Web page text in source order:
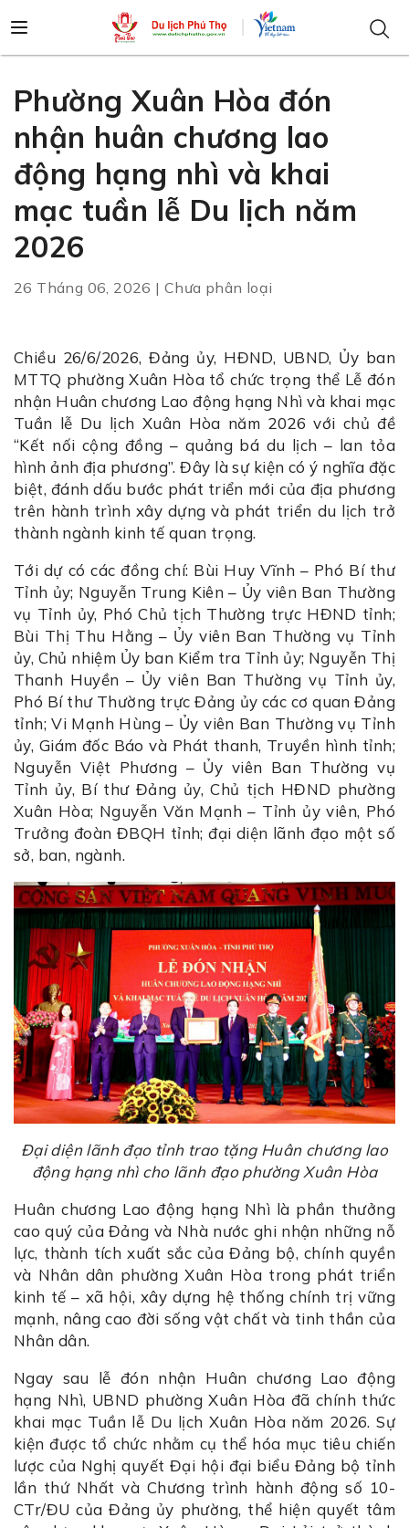
Phường Xuân Hòa đón
nhận huân chương lao
động hạng nhì và khai
mạc tuần lễ Du lịch năm
2026
26 Tháng 06, 2026 | Chưa phân loại
Chiều 26/6/2026, Đảng ủy, HĐND, UBND, Ủy ban
MTTQ phường Xuân Hòa tổ chức trọng thể Lễ đón
nhận Huân chương Lao động hạng Nhì và khai mạc
Tuần lễ Du lịch Xuân Hòa năm 2026 với chủ đề
“Kết nối cộng đồng – quảng bá du lịch – lan tỏa
hình ảnh địa phương”. Đây là sự kiện có ý nghĩa đặc
biệt, đánh dấu bước phát triển mới của địa phương
trên hành trình xây dựng và phát triển du lịch trở
thành ngành kinh tế quan trọng.
Tới dự có các đồng chí: Bùi Huy Vĩnh – Phó Bí thư
Tỉnh ủy; Nguyễn Trung Kiên – Ủy viên Ban Thường
vụ Tỉnh ủy, Phó Chủ tịch Thường trực HĐND tỉnh;
Bùi Thị Thu Hằng – Ủy viên Ban Thường vụ Tỉnh
ủy, Chủ nhiệm Ủy ban Kiểm tra Tỉnh ủy; Nguyễn Thị
Thanh Huyền – Ủy viên Ban Thường vụ Tỉnh ủy,
Phó Bí thư Thường trực Đảng ủy các cơ quan Đảng
tỉnh; Vi Mạnh Hùng – Ủy viên Ban Thường vụ Tỉnh
ủy, Giám đốc Báo và Phát thanh, Truyền hình tỉnh;
Nguyễn Việt Phương – Ủy viên Ban Thường vụ
Tỉnh ủy, Bí thư Đảng ủy, Chủ tịch HĐND phường
Xuân Hòa; Nguyễn Văn Mạnh – Tỉnh ủy viên, Phó
Trưởng đoàn ĐBQH tỉnh; đại diện lãnh đạo một số
sở, ban, ngành.
Đại diện lãnh đạo tỉnh trao tặng Huân chương lao
động hạng nhì cho lãnh đạo phường Xuân Hòa
Huân chương Lao động hạng Nhì là phần thưởng
cao quý của Đảng và Nhà nước ghi nhận những nỗ
lực, thành tích xuất sắc của Đảng bộ, chính quyền
và Nhân dân phường Xuân Hòa trong phát triển
kinh tế – xã hội, xây dựng hệ thống chính trị vững
mạnh, nâng cao đời sống vật chất và tinh thần của
Nhân dân.
Ngay sau lễ đón nhận Huân chương Lao động
hạng Nhì, UBND phường Xuân Hòa đã chính thức
khai mạc Tuần lễ Du lịch Xuân Hòa năm 2026. Sự
kiện được tổ chức nhằm cụ thể hóa mục tiêu chiến
lược của Nghị quyết Đại hội đại biểu Đảng bộ tỉnh
lần thứ Nhất và Chương trình hành động số 10-
CTr/ĐU của Đảng ủy phường, thể hiện quyết tâm